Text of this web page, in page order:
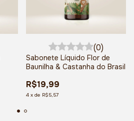
(0)
Sabonete Líquido Flor de
Baunilha & Castanha do Brasil
R$19,99
4 x de R$5,57